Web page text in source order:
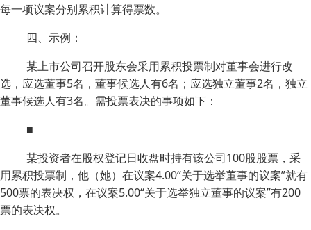
每一项议案分别累积计算得票数。
四、示例：
某上市公司召开股东会采用累积投票制对董事会进行改
选，应选董事5名，董事候选人有6名；应选独立董事2名，独立
董事候选人有3名。需投票表决的事项如下：
■
某投资者在股权登记日收盘时持有该公司100股股票，采
用累积投票制，他（她）在议案4.00“关于选举董事的议案”就有
500票的表决权，在议案5.00“关于选举独立董事的议案”有200
票的表决权。